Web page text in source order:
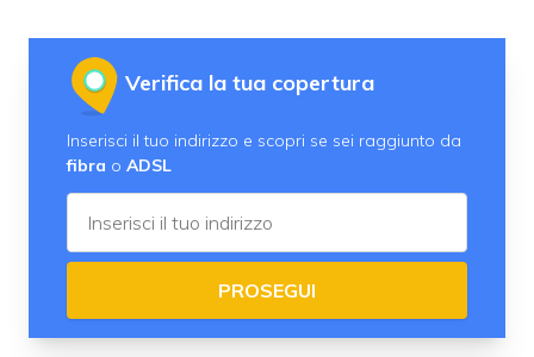
Verifica la tua copertura
Inserisci il tuo indirizzo e scopri se sei raggiunto da
fibra o ADSL
PROSEGUI